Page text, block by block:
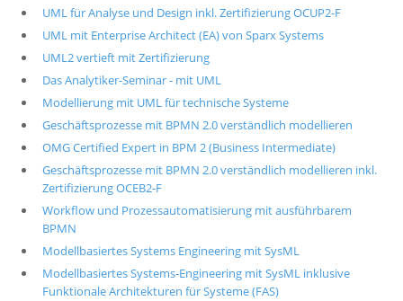
UML für Analyse und Design inkl. Zertifizierung OCUP2-F
UML mit Enterprise Architect (EA) von Sparx Systems
UML2 vertieft mit Zertifizierung
Das Analytiker-Seminar - mit UML
Modellierung mit UML für technische Systeme
Geschäftsprozesse mit BPMN 2.0 verständlich modellieren
OMG Certified Expert in BPM 2 (Business Intermediate)
Geschäftsprozesse mit BPMN 2.0 verständlich modellieren inkl.
Zertifizierung OCEB2-F
Workflow und Prozessautomatisierung mit ausführbarem
BPMN
Modellbasiertes Systems Engineering mit SysML
Modellbasiertes Systems-Engineering mit SysML inklusive
Funktionale Architekturen für Systeme (FAS)